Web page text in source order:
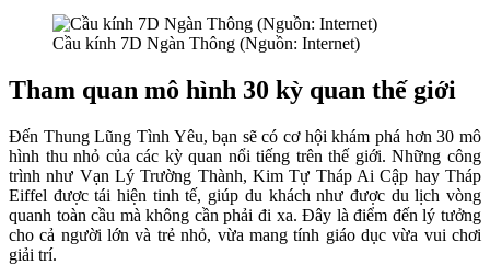
Cầu kính 7D Ngàn Thông (Nguồn: Internet)
Tham quan mô hình 30 kỳ quan thế giới
Đến Thung Lũng Tình Yêu, bạn sẽ có cơ hội khám phá hơn 30 mô
hình thu nhỏ của các kỳ quan nổi tiếng trên thế giới. Những công
trình như Vạn Lý Trường Thành, Kim Tự Tháp Ai Cập hay Tháp
Eiffel được tái hiện tinh tế, giúp du khách như được du lịch vòng
quanh toàn cầu mà không cần phải đi xa. Đây là điểm đến lý tưởng
cho cả người lớn và trẻ nhỏ, vừa mang tính giáo dục vừa vui chơi
giải trí.